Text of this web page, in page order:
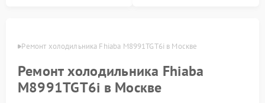
Ремонт холодильника Fhiaba M8991TGT6i в Москве
Ремонт холодильника Fhiaba
M8991TGT6i в Москве